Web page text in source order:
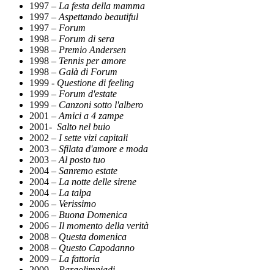
1997 – La festa della mamma
1997 – Aspettando beautiful
1997 – Forum
1998 – Forum di sera
1998 – Premio Andersen
1998 – Tennis per amore
1998 – Galà di Forum
1999 - Questione di feeling
1999 – Forum d'estate
1999 – Canzoni sotto l'albero
2001 – Amici a 4 zampe
2001- Salto nel buio
2002 – I sette vizi capitali
2003 – Sfilata d'amore e moda
2003 – Al posto tuo
2004 – Sanremo estate
2004 – La notte delle sirene
2004 – La talpa
2006 – Verissimo
2006 – Buona Domenica
2006 – Il momento della verità
2008 – Questa domenica
2008 – Questo Capodanno
2009 – La fattoria